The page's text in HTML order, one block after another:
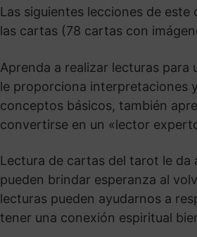
Las siguientes lecciones de
las cartas (78 cartas con
Aprenda a realizar lecturas
le proporciona interpretaciones
conceptos básicos, también
convertirse en un «lector
Lectura de cartas del tarot le da
pueden brindar esperanza al
lecturas pueden ayudarnos a
tener una conexión espiritual